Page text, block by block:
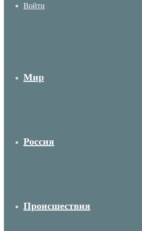
Войти
Мир
Россия
Происшествия